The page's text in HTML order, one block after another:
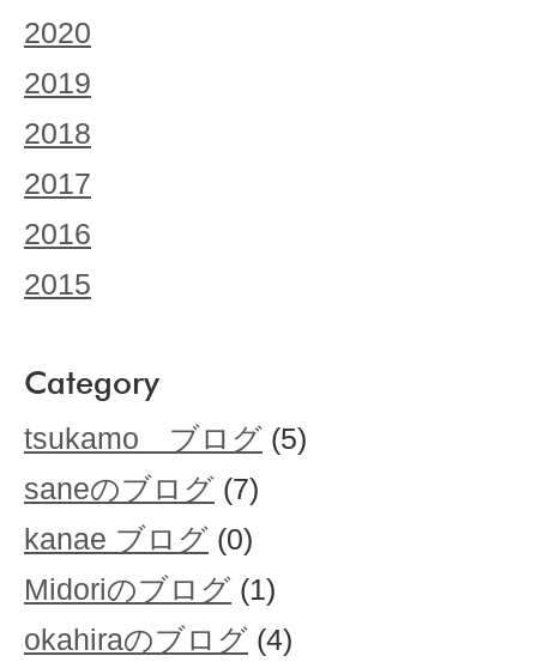
2020
2019
2018
2017
2016
2015
Category
tsukamo ブログ (5)
saneのブログ (7)
kanae ブログ (0)
Midoriのブログ (1)
okahiraのブログ (4)